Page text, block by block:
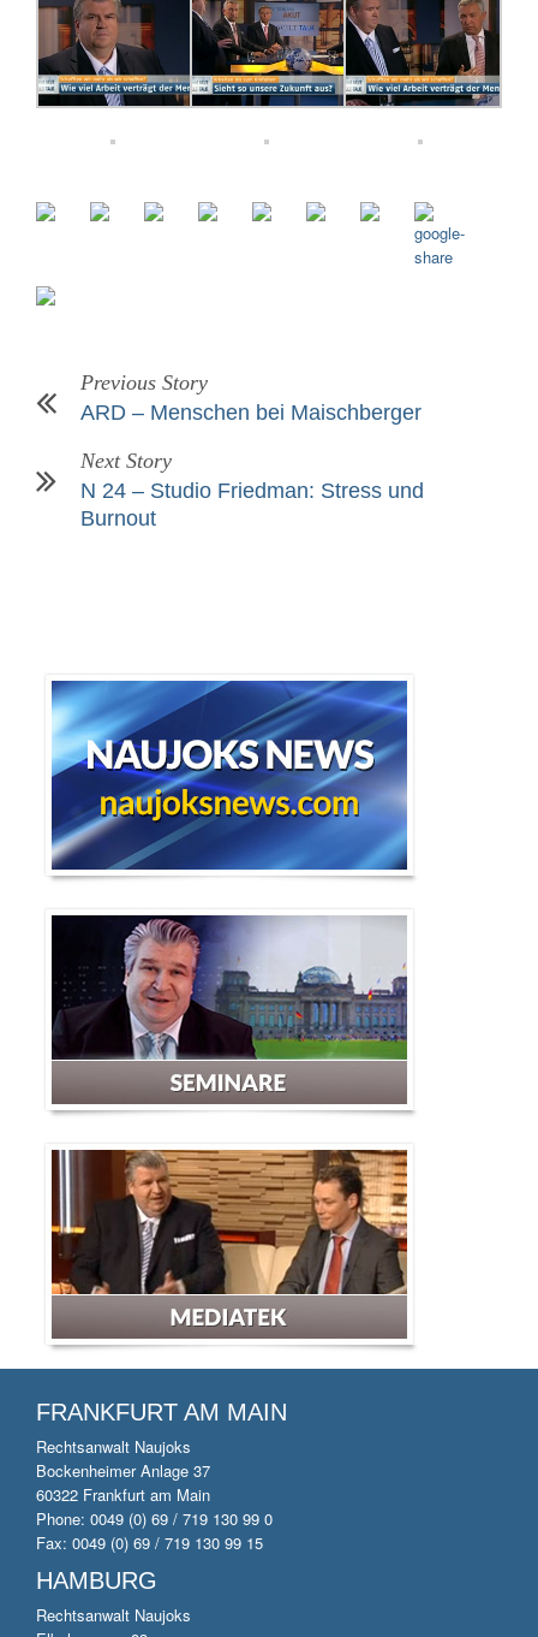
Previous Story
ARD – Menschen bei Maischberger
Next Story
N 24 – Studio Friedman: Stress und
Burnout
FRANKFURT AM MAIN
Rechtsanwalt Naujoks
Bockenheimer Anlage 37
60322 Frankfurt am Main
Phone: 0049 (0) 69 / 719 130 99 0
Fax: 0049 (0) 69 / 719 130 99 15
HAMBURG
Rechtsanwalt Naujoks